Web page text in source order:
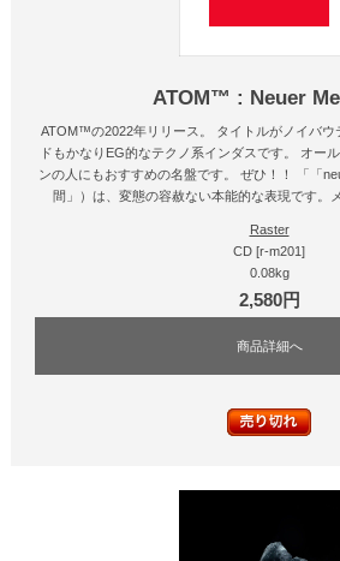
ATOM™ : Neuer
ATOM™の2022年リリース。 タイトルがノイバウ
ドもかなりEG的なテクノ系インダスです。 オー
ンの人にもおすすめの名盤です。 ぜひ！！ 「「
間」）は、変態の容赦ない本能的な表現です。
Raster
CD [r-m201]
0.08kg
2,580円
商品詳細へ